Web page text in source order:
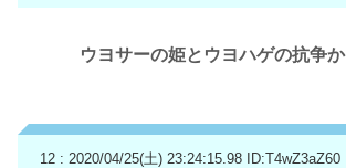
ウヨサーの姫とウヨハゲの抗争か
12 : 2020/04/25(土) 23:24:15.98 ID:T4wZ3aZ60